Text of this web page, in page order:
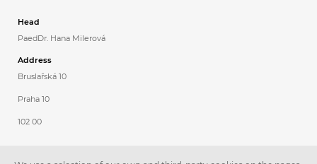
Head
PaedDr. Hana Milerová
Address
Bruslařská 10
Praha 10
102 00